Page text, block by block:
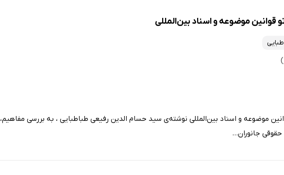
قوانین موضوعه و اسناد بین‌المللی
موضوعه و اسناد بین‌المللی نوشته‌ی سید حسام الدین رفیعی طباطبایی ، به بررسی مفاهیم،
جانوران...